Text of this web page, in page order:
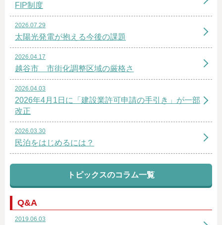
FIP制度
2026.07.29
太陽光発電が抱える今後の課題
2026.04.17
越谷市 市街化調整区域の厳格さ
2026.04.03
2026年4月1日に「建設業許可申請の手引き」が一部
改正
2026.03.30
民泊をはじめるには？
トピックスのコラム一覧
Q&A
2019.06.03